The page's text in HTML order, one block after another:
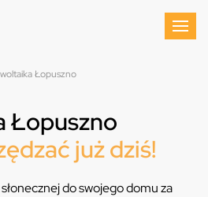
Łopuszno
Łopuszno
już dziś!
do swojego domu za